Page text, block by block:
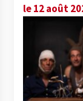
le 12 août